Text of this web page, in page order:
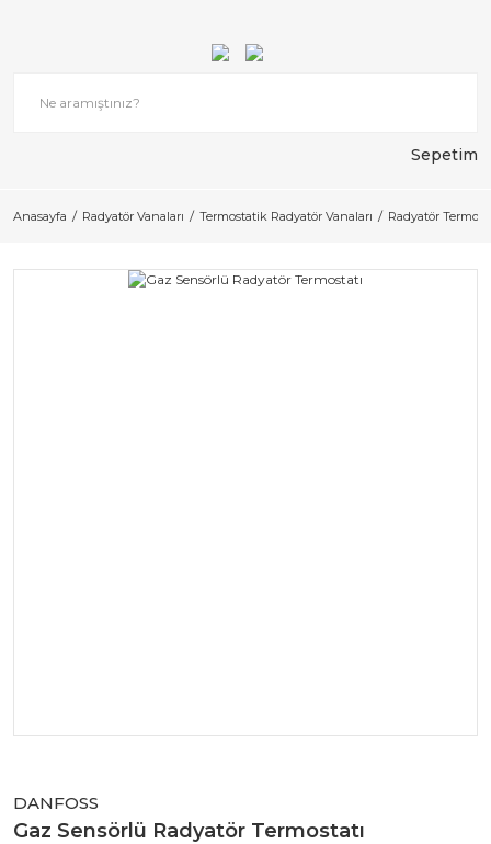
Sepetim
Anasayfa Radyatör Vanaları Termostatik Radyatör Vanaları Radyatör
DANFOSS
Gaz Sensörlü Radyatör Termostatı